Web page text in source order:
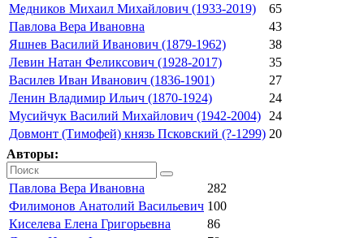
Медников Михаил Михайлович (1933-2019)
65
Павлова Вера Ивановна
43
Яшнев Василий Иванович (1879-1962)
38
Левин Натан Феликсович (1928-2017)
35
Василев Иван Иванович (1836-1901)
27
Ленин Владимир Ильич (1870-1924)
24
Мусийчук Василий Михайлович (1942-2004)
24
Довмонт (Тимофей) князь Псковский (?-1299) 20
Авторы:
Павлова Вера Ивановна
282
Филимонов Анатолий Васильевич 100
Киселева Елена Григорьевна
86